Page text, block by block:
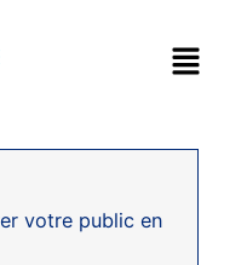
votre public en